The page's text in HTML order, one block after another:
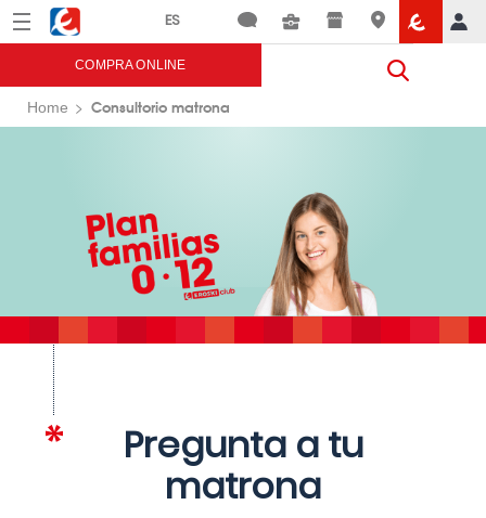
Menú Eroski
COMPRA ONLINE
Home Consultorio matrona
Pregunta a tu
matrona